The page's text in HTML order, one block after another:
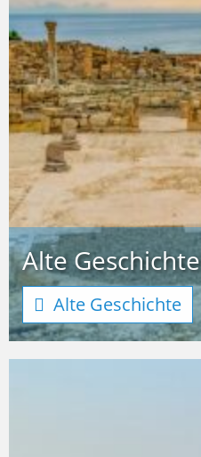
Alte Geschichte
Alte Geschichte